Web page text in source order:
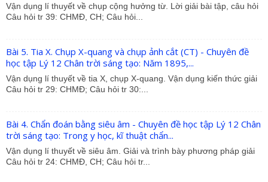
Vận dụng lí thuyết về chụp cộng hưởng từ. Lời giải bài tập, câu hỏi
Câu hỏi tr 39: CHMĐ, CH; Câu hỏi...
Bài 5. Tia X. Chụp X-quang và chụp ảnh cắt (CT) - Chuyên đề
học tập Lý 12 Chân trời sáng tạo: Năm 1895,...
Vận dụng lí thuyết về tia X, chụp X-quang. Vận dụng kiến thức giải
Câu hỏi tr 29: CHMĐ; Câu hỏi tr 30:...
Bài 4. Chẩn đoán bằng siêu âm - Chuyên đề học tập Lý 12 Chân
trời sáng tạo: Trong y học, kĩ thuật chẩn...
Vận dụng lí thuyết về siêu âm. Giải và trình bày phương pháp giải
Câu hỏi tr 24: CHMĐ, CH; Câu hỏi tr...